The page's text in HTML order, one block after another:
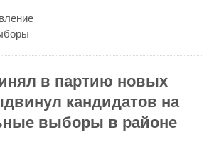
в партию новых
кандидатов на
выборы в районе